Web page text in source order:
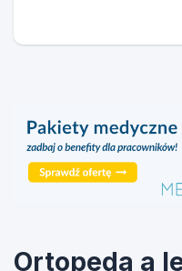
Ortopeda a